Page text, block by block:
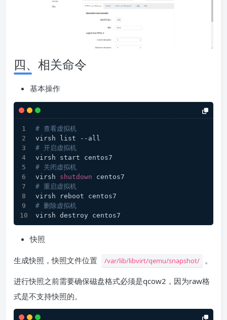
四、相关命令
基本操作
# 查看虚拟机
virsh list --all
# 开启虚拟机
virsh start centos7
# 关闭虚拟机
virsh shutdown centos7
# 重启虚拟机
virsh reboot centos7
# 删除虚拟机
virsh destroy centos7
快照
生成快照，快照文件位置 /var/lib/libvirt/qemu/snapshot/ 。
进行快照之前需要确保磁盘格式必须是qcow2，因为raw格
式是不支持快照的。